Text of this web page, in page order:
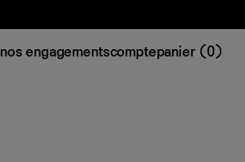
nos engagementscomptepanier (0)